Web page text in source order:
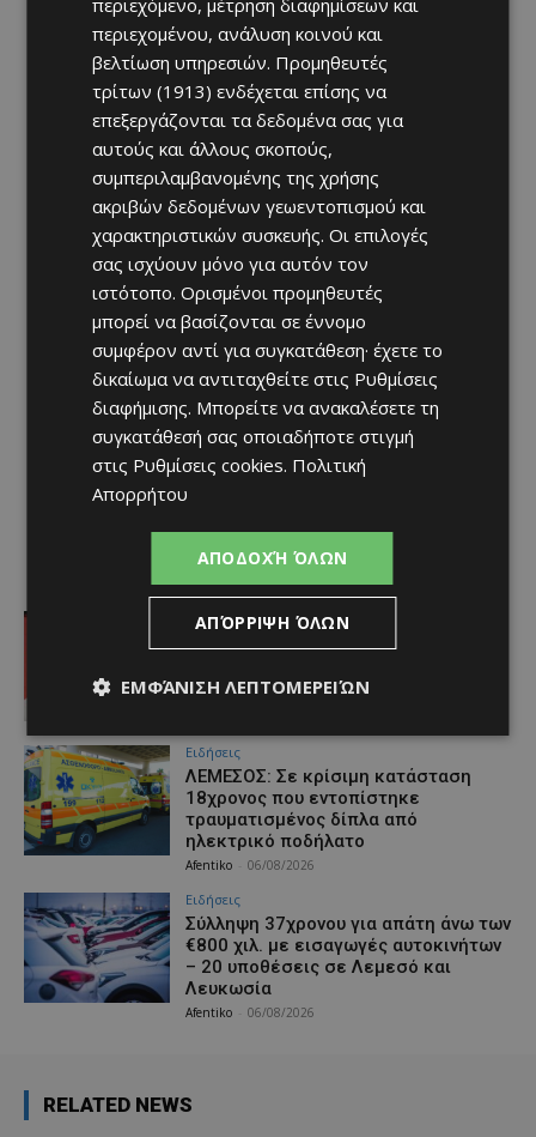
Αθλητικά - Επικαιρότητα
Ειδήσεις
ΛΕΜΕΣΟΣ: Σε κρίσιμη κατάσταση
18χρονος που εντοπίστηκε
τραυματισμένος δίπλα από
ηλεκτρικό ποδήλατο
Afentiko 06/08/2026
Ειδήσεις
Σύλληψη 37χρονου για απάτη άνω των
€800 χιλ. με εισαγωγές αυτοκινήτων
– 20 υποθέσεις σε Λεμεσό και
Λευκωσία
Afentiko 06/08/2026
RELATED NEWS
περιεχομένου, ανάλυση κοινού και
βελτίωση υπηρεσιών. Προμηθευτές
τρίτων (1913) ενδέχεται επίσης να
επεξεργάζονται τα δεδομένα σας για
αυτούς και άλλους σκοπούς,
συμπεριλαμβανομένης της χρήσης
ακριβών δεδομένων γεωεντοπισμού και
χαρακτηριστικών συσκευής. Οι επιλογές
σας ισχύουν μόνο για αυτόν τον
ιστότοπο. Ορισμένοι προμηθευτές
μπορεί να βασίζονται σε έννομο
συμφέρον αντί για συγκατάθεση· έχετε το
δικαίωμα να αντιταχθείτε στις Ρυθμίσεις
διαφήμισης. Μπορείτε να ανακαλέσετε τη
συγκατάθεσή σας οποιαδήποτε στιγμή
στις Ρυθμίσεις cookies. Πολιτική
Απορρήτου
ΑΠΟΔΟΧΉ ΌΛΩΝ
ΑΠΌΡΡΙΨΗ ΌΛΩΝ
ΕΜΦΆΝΙΣΗ ΛΕΠΤΟΜΕΡΕΙΏΝ